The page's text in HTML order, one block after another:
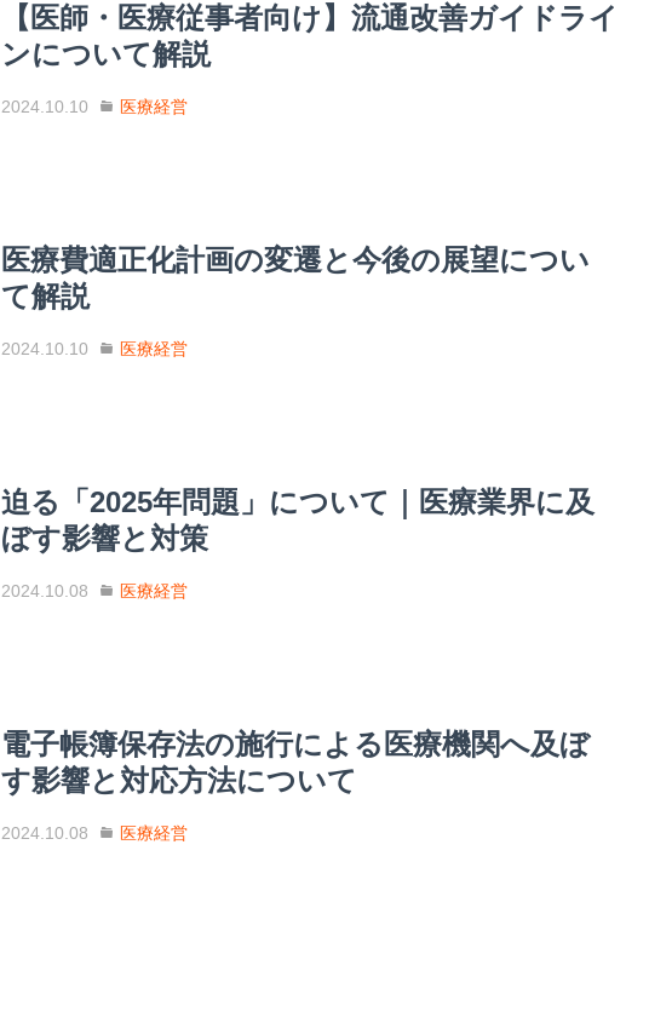
【医師・医療従事者向け】流通改善ガイドライ
ンについて解説
2024.10.10 医療経営
医療費適正化計画の変遷と今後の展望につい
て解説
2024.10.10 医療経営
迫る「2025年問題」について｜医療業界に及
ぼす影響と対策
2024.10.08 医療経営
電子帳簿保存法の施行による医療機関へ及ぼ
す影響と対応方法について
2024.10.08 医療経営